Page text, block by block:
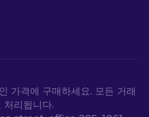
가격에 구매하세요. 모든 거래
리됩니다.